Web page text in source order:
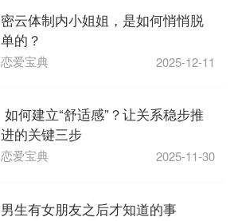
密云体制内小姐姐，是如何悄悄脱
单的？
恋爱宝典 2025-12-11
​ 如何建立“舒适感”？让关系稳步推
进的关键三步
恋爱宝典 2025-11-30
男生有女朋友之后才知道的事